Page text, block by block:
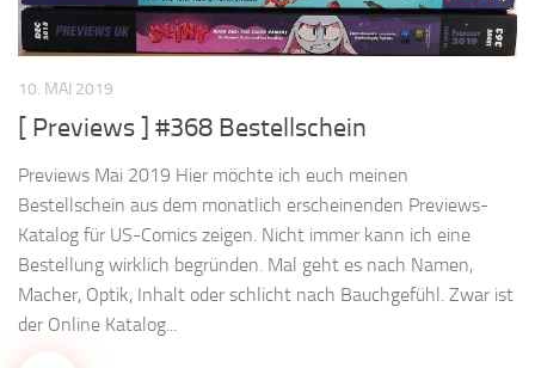
10. MAI 2019
[ Previews ] #368 Bestellschein
Previews Mai 2019 Hier möchte ich euch meinen
Bestellschein aus dem monatlich erscheinenden Previews-
Katalog für US-Comics zeigen. Nicht immer kann ich eine
Bestellung wirklich begründen. Mal geht es nach Namen,
Macher, Optik, Inhalt oder schlicht nach Bauchgefühl. Zwar ist
der Online Katalog...